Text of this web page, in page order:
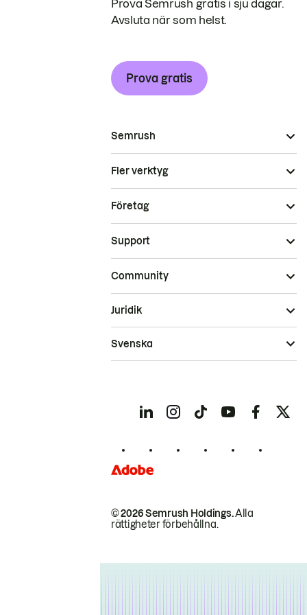
Prova Semrush gratis i sju dagar.
Avsluta när som helst.
Prova gratis
Semrush
Fler verktyg
Företag
Support
Community
© 2026 Semrush Holdings.Alla
rättigheter förbehållna.
Juridik
Svenska